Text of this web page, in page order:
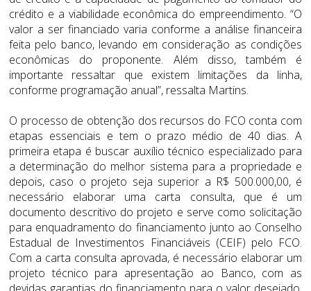
crédito e a viabilidade econômica do empreendimento. “O
valor a ser financiado varia conforme a análise financeira
feita pelo banco, levando em consideração as condições
econômicas do proponente. Além disso, também é
importante ressaltar que existem limitações da linha,
conforme programação anual”, ressalta Martins.
O processo de obtenção dos recursos do FCO conta com
etapas essenciais e tem o prazo médio de 40 dias. A
primeira etapa é buscar auxílio técnico especializado para
a determinação do melhor sistema para a propriedade e
depois, caso o projeto seja superior a R$ 500.000,00, é
necessário elaborar uma carta consulta, que é um
documento descritivo do projeto e serve como solicitação
para enquadramento do financiamento junto ao Conselho
Estadual de Investimentos Financiáveis (CEIF) pelo FCO.
Com a carta consulta aprovada, é necessário elaborar um
projeto técnico para apresentação ao Banco, com as